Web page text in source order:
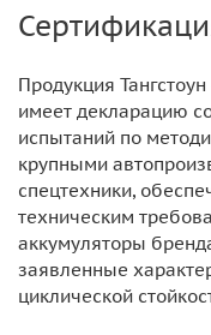
Продукция
имеет декларацию
испытаний по
крупными
спецтехники,
техническим
аккумуляторы
заявленные
циклической